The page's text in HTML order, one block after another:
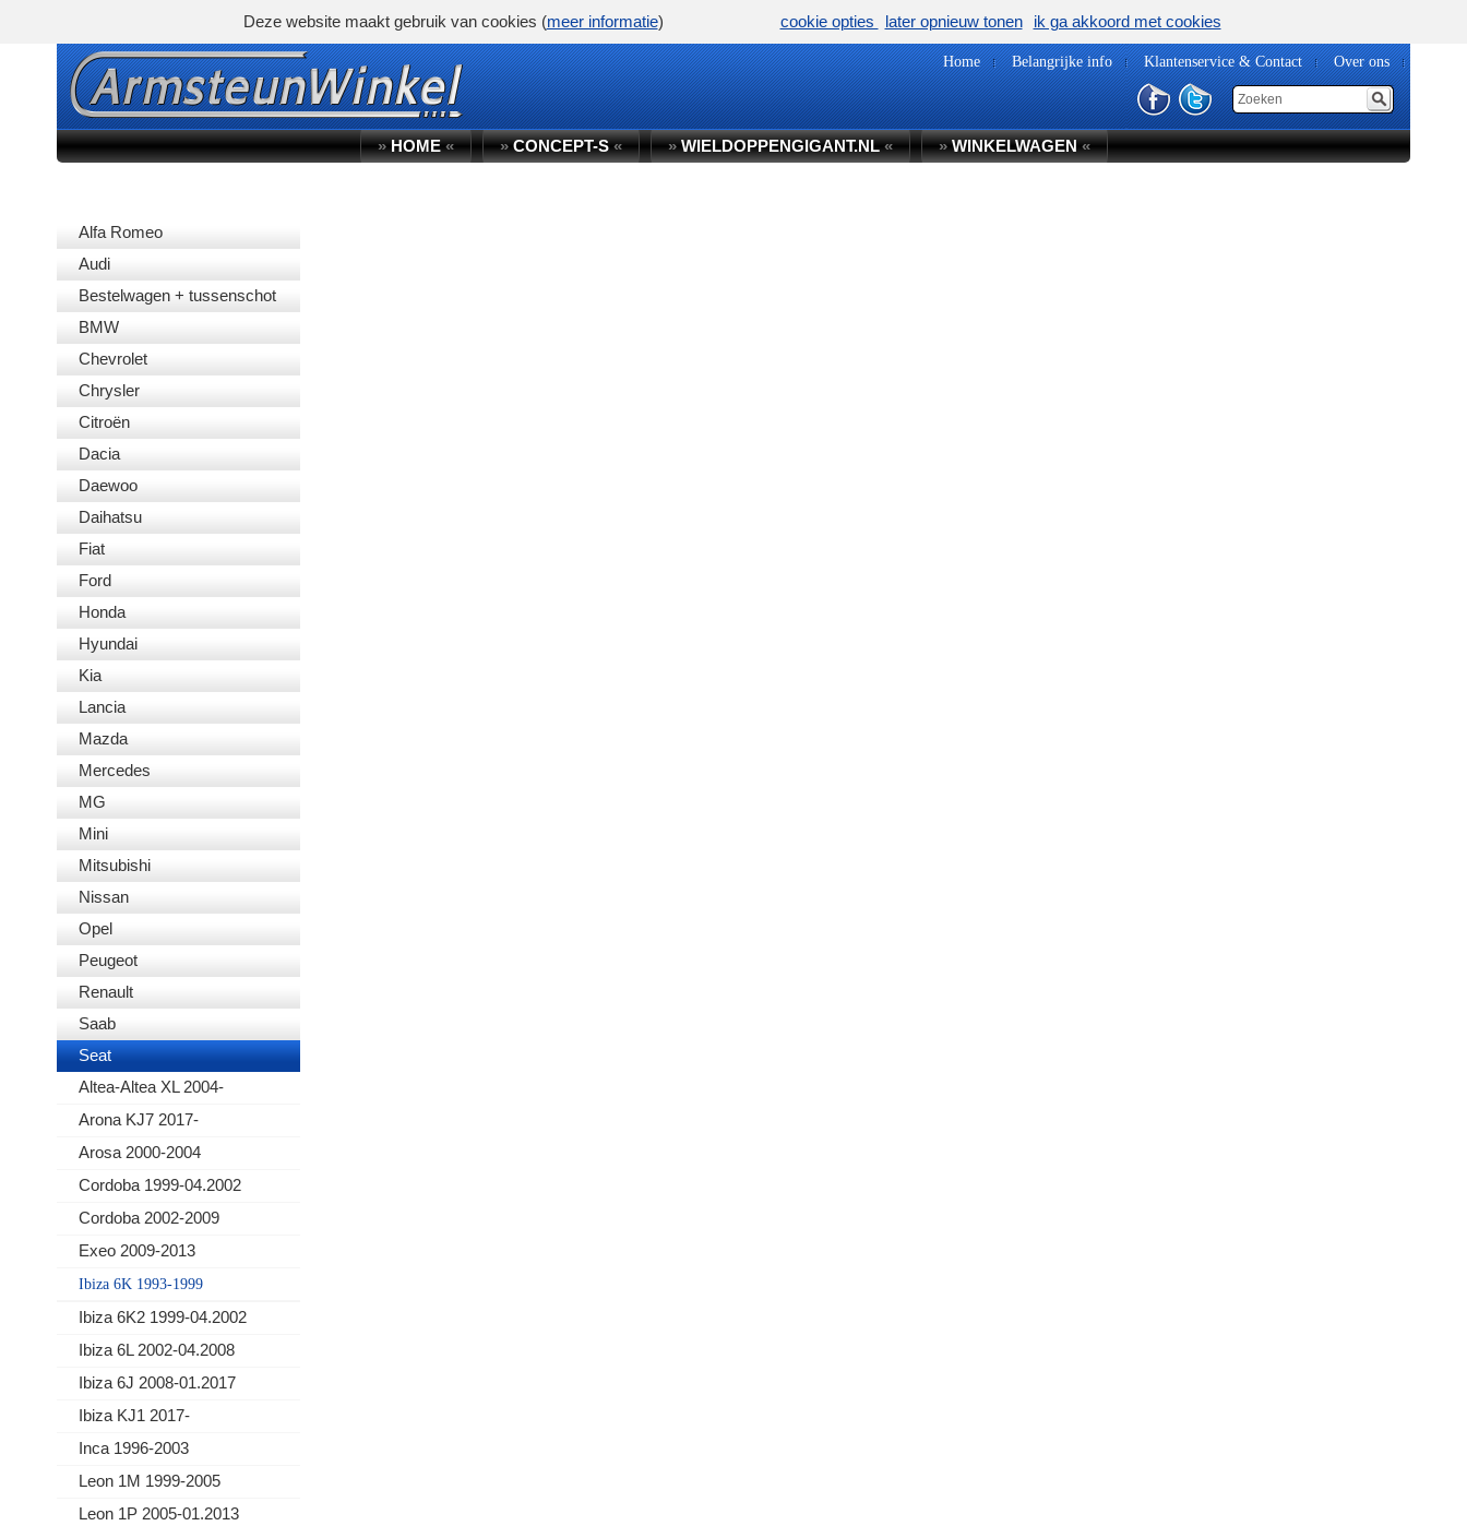
Home Belangrijke info Klantenservice & Contact Over ons
»HOME« »CONCEPT-S« »WIELDOPPENGIGANT.NL« »WINKELWAGEN«
Alfa Romeo
Audi
Bestelwagen + tussenschot
BMW
Chevrolet
Chrysler
Citroën
Dacia
Daewoo
Daihatsu
Fiat
Ford
Honda
Hyundai
Kia
Lancia
Mazda
Mercedes
MG
Mini
Mitsubishi
Nissan
Opel
Peugeot
Renault
Saab
Seat
Altea-Altea XL 2004-
Arona KJ7 2017-
Arosa 2000-2004
Cordoba 1999-04.2002
Cordoba 2002-2009
Exeo 2009-2013
Ibiza 6K 1993-1999
Ibiza 6K2 1999-04.2002
Ibiza 6L 2002-04.2008
Ibiza 6J 2008-01.2017
Ibiza KJ1 2017-
Inca 1996-2003
Leon 1M 1999-2005
Leon 1P 2005-01.2013
Deze website maakt gebruik van cookies (meer informatie) cookie opties later opnieuw tonen ik ga akkoord met cookies